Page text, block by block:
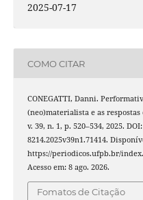
2025-07-17
COMO CITAR
CONEGATTI, Danni.
(neo)materialista e as respostas
v. 39, n. 1, p. 520–534, 2025.
8214.2025v39n1.71414.
https://periodicos.ufpb.br/
Acesso em: 8 ago. 2026.
Fomatos de Citação